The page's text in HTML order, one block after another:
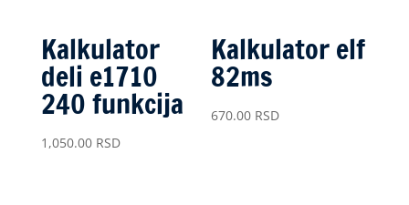
Kalkulator
deli e1710
240 funkcija
1,050.00RSD
Kalkulator elf
82ms
670.00 RSD